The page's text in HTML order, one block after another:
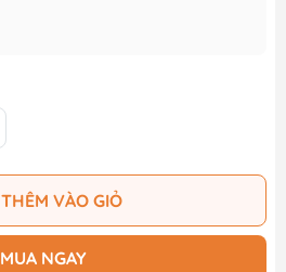
THÊM VÀO GIỎ
MUA NGAY